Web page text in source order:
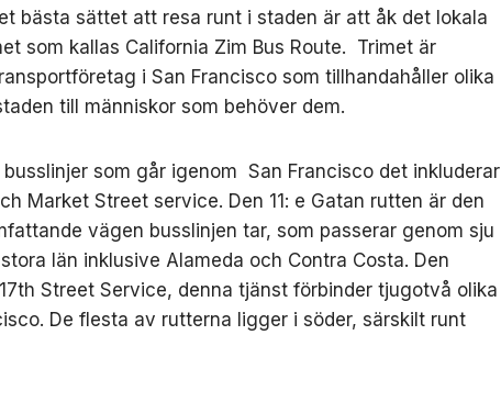
bästa sättet att resa runt i staden är att åk det lokala
som kallas California Zim Bus Route. Trimet är
i San Francisco som tillhandahåller olika
till människor som behöver dem.
som går igenom San Francisco det inkluderar
Market Street service. Den 11: e Gatan rutten är den
vägen busslinjen tar, som passerar genom sju
län inklusive Alameda och Contra Costa. Den
Street Service, denna tjänst förbinder tjugotvå olika
De flesta av rutterna ligger i söder, särskilt runt